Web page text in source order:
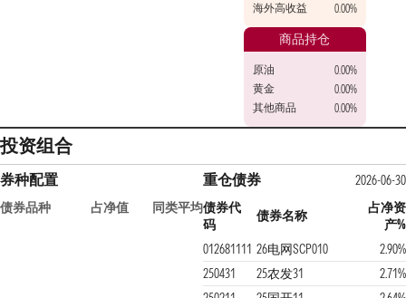
海外高收益
0.00%
商品持仓
原油
0.00%
黄金
0.00%
其他商品
0.00%
投资组合
券种配置
债券品种 占净值 同类平均
重仓债券
2026-06-30
债券代
码
债券名称
占净资
产%
012681111 26电网SCP010
2.90%
250431
25农发31
2.71%